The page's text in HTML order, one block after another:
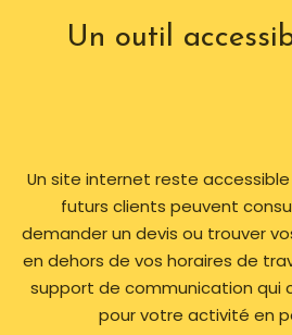
Un outil
Un site internet reste
futurs clients peuvent
demander un devis ou trouver
en dehors de vos horaires de
support de communication qui
pour votre activité en